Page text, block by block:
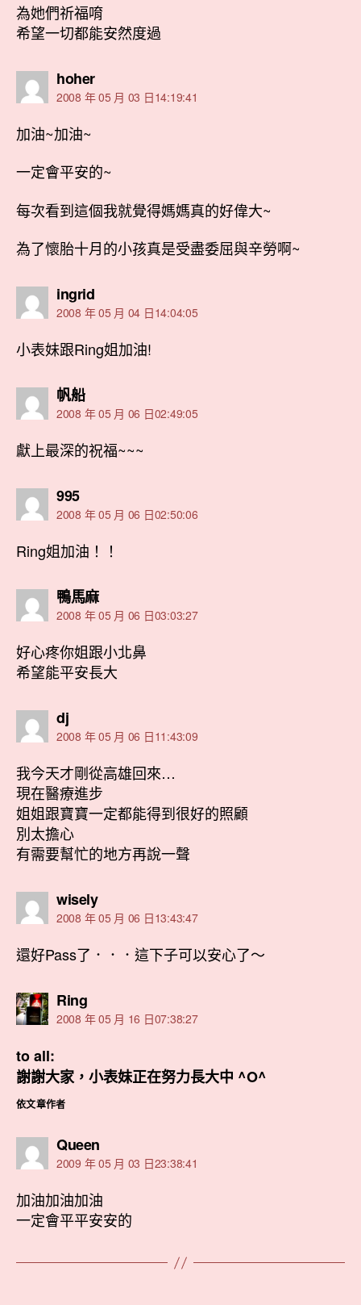
為她們祈福唷
希望一切都能安然度過
hoher表
示:
2008 年 05 月 03 日14:19:41
加油~加油~
一定會平安的~
每次看到這個我就覺得媽媽真的好偉大~
為了懷胎十月的小孩真是受盡委屈與辛勞啊~
ingrid表
示:
2008 年 05 月 04 日14:04:05
小表妹跟Ring姐加油!
帆船表
示:
2008 年 05 月 06 日02:49:05
獻上最深的祝福~~~
995表
示:
2008 年 05 月 06 日02:50:06
Ring姐加油！！
鴨馬麻表
示:
2008 年 05 月 06 日03:03:27
好心疼你姐跟小北鼻
希望能平安長大
dj表
示:
2008 年 05 月 06 日11:43:09
我今天才剛從高雄回來…
現在醫療進步
姐姐跟寶寶一定都能得到很好的照顧
別太擔心
有需要幫忙的地方再說一聲
wisely表
示:
2008 年 05 月 06 日13:43:47
還好Pass了．．．這下子可以安心了～
Ring表
示:
2008 年 05 月 16 日07:38:27
to all:
謝謝大家，小表妹正在努力長大中 ^O^
依文章作者
Queen表
示:
2009 年 05 月 03 日23:38:41
加油加油加油
一定會平平安安的